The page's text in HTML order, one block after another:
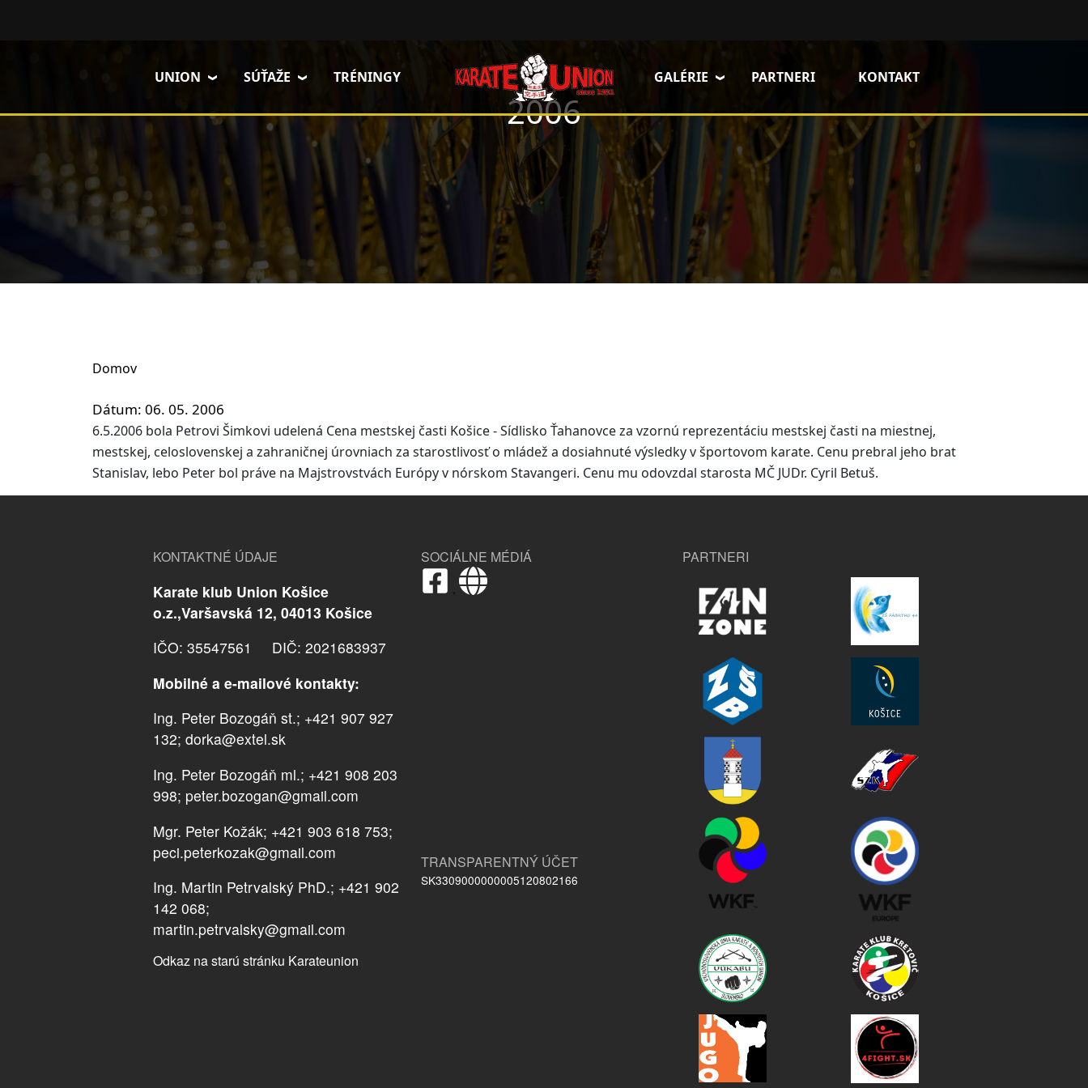
UNION SÚŤAŽE TRÉNINGY GALÉRIE PARTNERI KONTAKT
2006
Domov
Dátum 06. 05. 2006
6.5.2006 bola Petrovi Šimkovi udelená Cena mestskej časti Košice - Sídlisko Ťahanovce za vzornú reprezentáciu mestskej časti na miestnej,
mestskej, celoslovenskej a zahraničnej úrovniach za starostlivosť o mládež a dosiahnuté výsledky v športovom karate. Cenu prebral jeho brat
Stanislav, lebo Peter bol práve na Majstrovstvách Európy v nórskom Stavangeri. Cenu mu odovzdal starosta MČ JUDr. Cyril Betuš.
KONTAKTNÉ ÚDAJE
Karate klub Union Košice
o.z.,Varšavská 12, 04013 Košice
IČO: 35547561 DIČ: 2021683937
Mobilné a e-mailové kontakty:
Ing. Peter Bozogáň st.; +421 907 927
132; dorka@extel.sk
Ing. Peter Bozogáň ml.; +421 908 203
998; peter.bozogan@gmail.com
Mgr. Peter Kožák; +421 903 618 753;
peci.peterkozak@gmail.com
Ing. Martin Petrvalský PhD.; +421 902
142 068;
martin.petrvalsky@gmail.com
Odkaz na starú stránku Karateunion
SOCIÁLNE MÉDIÁ
,
TRANSPARENTNÝ ÚČET
SK3309000000005120802166
PARTNERI